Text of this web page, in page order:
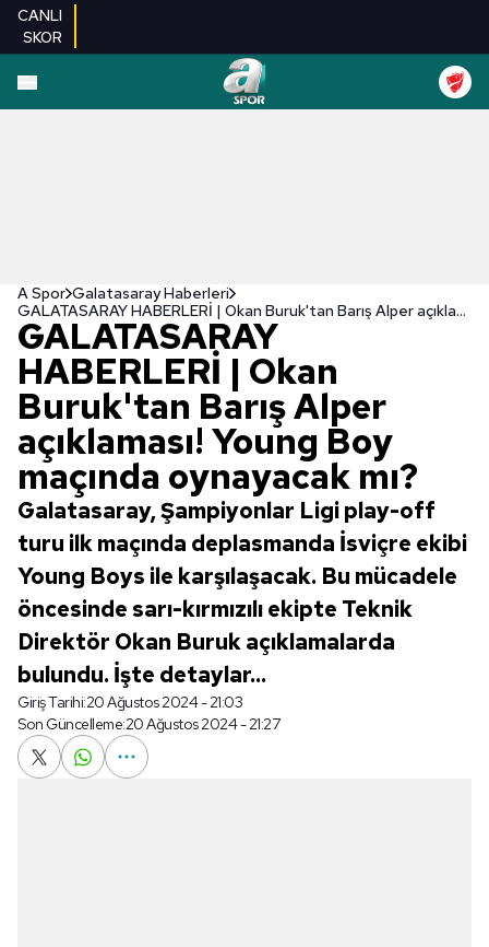
CANLI
SKOR
A Spor Galatasaray Haberleri
GALATASARAY HABERLERİ | Okan Buruk'tan Barış Alper açıklaması! Young Boy maçında oynayacak mı?
GALATASARAY
HABERLERİ | Okan
Buruk'tan Barış Alper
açıklaması! Young Boy
maçında oynayacak mı?
Galatasaray, Şampiyonlar Ligi play-off
turu ilk maçında deplasmanda İsviçre ekibi
Young Boys ile karşılaşacak. Bu mücadele
öncesinde sarı-kırmızılı ekipte Teknik
Direktör Okan Buruk açıklamalarda
bulundu. İşte detaylar...
Giriş Tarihi:20 Ağustos 2024 - 21:03
Son Güncelleme:20 Ağustos 2024 - 21:27